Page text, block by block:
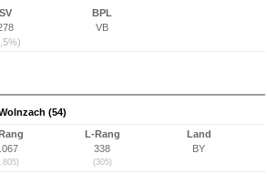
SV
BPL
VB
(54)
L-Rang
338
(305)
Land
BY